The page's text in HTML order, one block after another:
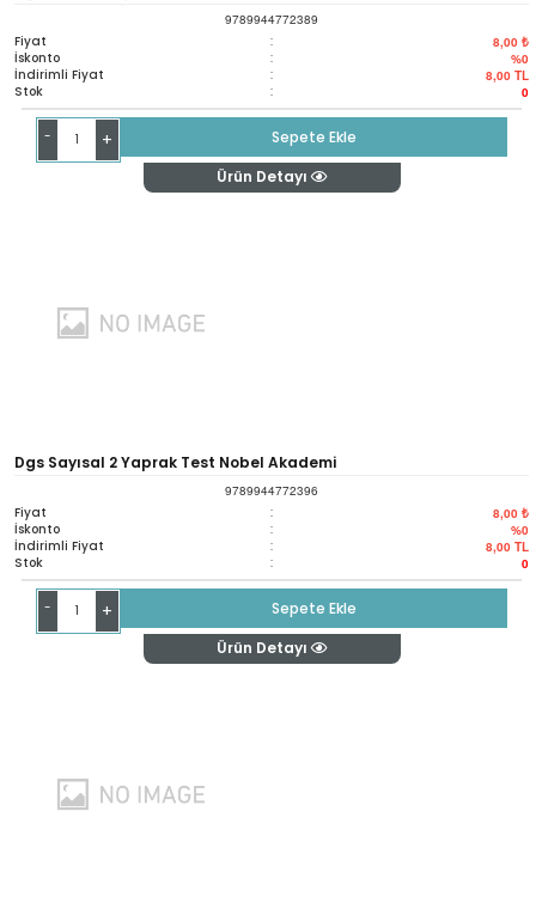
9789944772389
Fiyat : 8,00 ₺
İskonto : %0
İndirimli Fiyat : 8,00 TL
Stok : 0
- +
Sepete Ekle
Ürün Detayı
Dgs Sayısal 2 Yaprak Test Nobel Akademi
9789944772396
Fiyat : 8,00 ₺
İskonto : %0
İndirimli Fiyat : 8,00 TL
Stok : 0
- +
Sepete Ekle
Ürün Detayı